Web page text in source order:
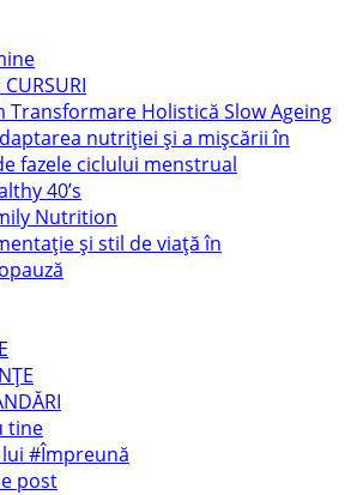
Transformare Holistică Slow Ageing
nutriției și a mișcării în
fazele ciclului menstrual
40’s
Nutrition
și stil de viață în
tine
#Împreună
post